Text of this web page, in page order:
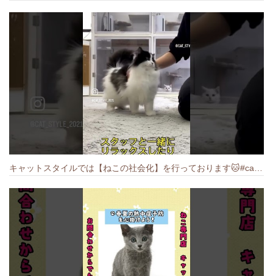
キャットスタイルでは【ねこの社会化】を行っております🐱#cat #catbreed #猫のいる暮らし #キャットスタイル #ねこ #ペットショップ